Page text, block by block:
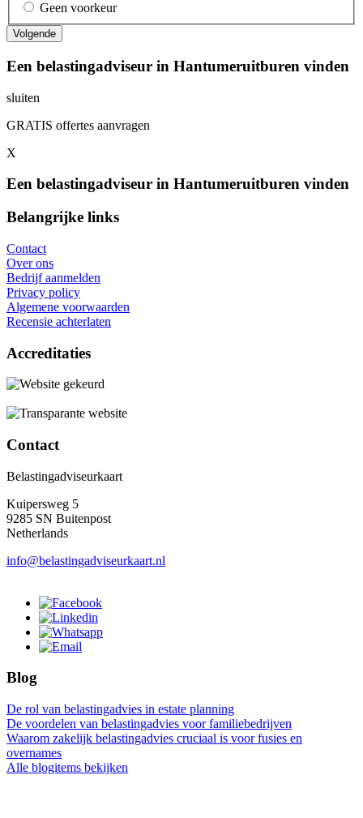
Geen voorkeur
Een belastingadviseur in Hantumeruitburen vinden
sluiten
GRATIS offertes aanvragen
X
Een belastingadviseur in Hantumeruitburen vinden
Belangrijke links
Contact
Over ons
Bedrijf aanmelden
Privacy policy
Algemene voorwaarden
Recensie achterlaten
Accreditaties
Contact
Belastingadviseurkaart
Kuipersweg 5
9285 SN Buitenpost
Netherlands
info@belastingadviseurkaart.nl
Blog
De rol van belastingadvies in estate planning
De voordelen van belastingadvies voor familiebedrijven
Waarom zakelijk belastingadvies cruciaal is voor fusies en
overnames
Alle blogitems bekijken